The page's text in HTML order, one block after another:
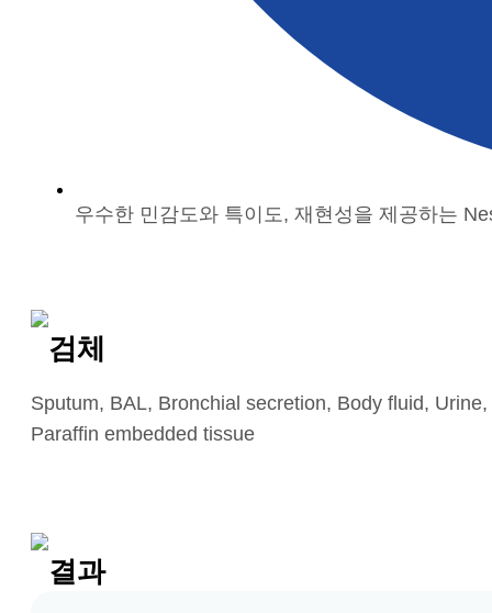
우수한 민감도와 특이도, 재현성을 제공하는
검체
Sputum, BAL, Bronchial secretion, Body fluid,
Paraffin embedded tissue
결과